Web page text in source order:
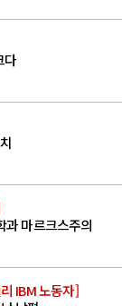
다
과 마르크스주의
IBM 노동자]